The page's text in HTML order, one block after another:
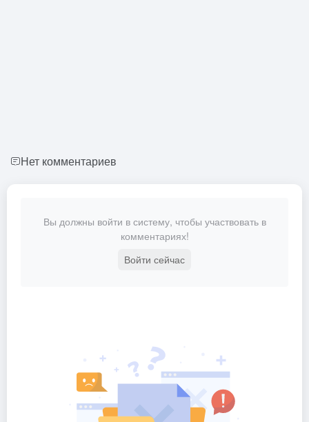
Нет комментариев
Вы должны войти в систему, чтобы участвовать в
комментариях!
Войти сейчас